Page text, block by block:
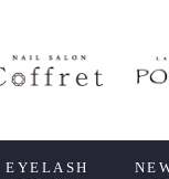
EYELASH